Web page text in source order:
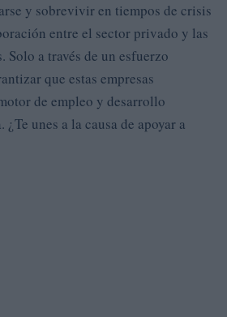
y sobrevivir en tiempos de crisis
entre el sector privado y las
a través de un esfuerzo
que estas empresas
de empleo y desarrollo
unes a la causa de apoyar a